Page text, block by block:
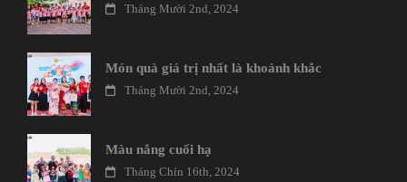
Tháng Mười 2nd, 2024
Món quà giá trị nhất là khoảnh khắc
Tháng Mười 2nd, 2024
Màu nắng cuối hạ
Tháng Chín 16th, 2024